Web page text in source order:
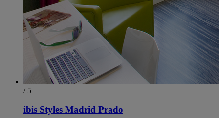
/ 5
ibis Styles Madrid Prado